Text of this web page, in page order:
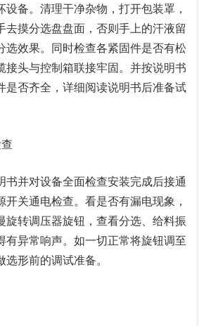
备。清理干净杂物，打开包装罩，
去摸分选盘盘面，否则手上的汗液留
选效果。同时检查各紧固件是否有松
接头与控制箱联接牢固。并按说明书
是否齐全，详细阅读说明书后准备试
书并对设备全面检查安装完成后接通
关通电检查。看是否有漏电现象，
旋转调压器旋钮，查看分选、给料振
有异常响声。如一切正常将旋钮调至
形前的调试准备。